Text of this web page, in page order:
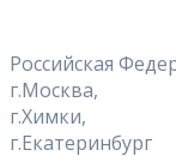
Российская
г.Москва,
г.Химки,
г.Екатеринбург